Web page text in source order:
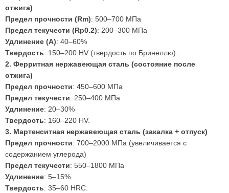
отжига)
Предел прочности (Rm): 500–700 МПа
Предел текучести (Rp0.2): 200–300 МПа
Удлинение (A): 40–60%
Твердость: 150–200 HV (твердость по Бринеллю).
2. Ферритная нержавеющая сталь (состояние после
отжига)
Предел прочности: 450–600 МПа
Предел текучести: 250–400 МПа
Удлинение: 20–30%
Твердость: 160–220 HV.
3. Мартенситная нержавеющая сталь (закалка + отпуск)
Предел прочности: 700–2000 МПа (увеличивается с
содержанием углерода)
Предел текучести: 550–1800 МПа
Удлинение: 5–15%
Твердость: 35–60 HRC.